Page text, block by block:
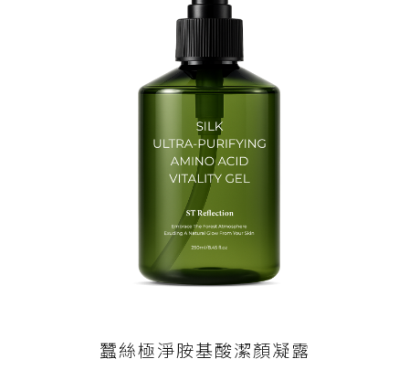
蠶絲極淨胺基酸潔顏凝露